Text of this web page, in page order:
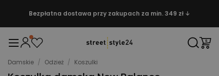
Bezpłatna dostawa przy zakupach za min. 349 zł ↓
Damskie / Odzież / Koszulki